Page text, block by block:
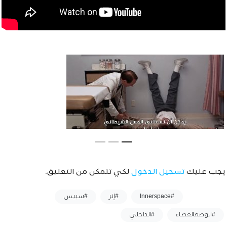
يجب عليك تسجيل الدخول لكي تتمكن من التعليق.
#Innerspace #إنر #سبيس
#الوصفالفضاء #الداخلي